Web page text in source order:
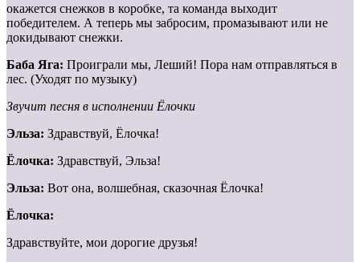
окажется снежков в коробке, та команда выходит
победителем. А теперь мы забросим, промазывают или не
докидывают снежки.
Баба Яга: Проиграли мы, Леший! Пора нам отправляться в
лес. (Уходят по музыку)
Звучит песня в исполнении Ёлочки
Эльза: Здравствуй, Ёлочка!
Ёлочка: Здравствуй, Эльза!
Эльза: Вот она, волшебная, сказочная Ёлочка!
Ёлочка:
Здравствуйте, мои дорогие друзья!